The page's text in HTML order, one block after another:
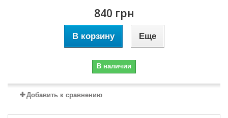
840 грн
В корзину Еще
В наличии
Добавить к сравнению